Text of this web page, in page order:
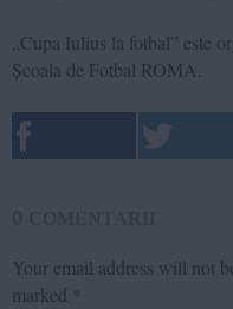
„Cupa Iulius la fotbal” este
Școala de Fotbal ROMA.
Your email address will not
marked *